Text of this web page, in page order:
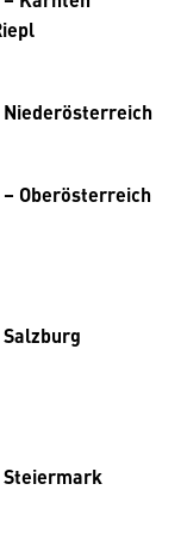
Oberösterreich
Steiermark